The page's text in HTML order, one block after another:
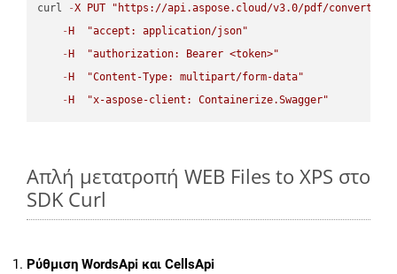
curl
-X PUT
"https://api.aspose.cloud/v3.0/pdf/convert/
- H
"accept: application/json"
- H
"authorization: Bearer <token>"
- H
"Content-Type: multipart/form-data"
- H "x-aspose-client: Containerize.Swagger"
Απλή μετατροπή WEB Files to XPS στο
SDK Curl
Ρύθμιση WordsApi και CellsApi